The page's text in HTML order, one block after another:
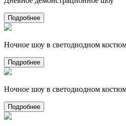
Подробнее
Ночное шоу в светодиодном
Подробнее
Ночное шоу в светодиодном
Подробнее